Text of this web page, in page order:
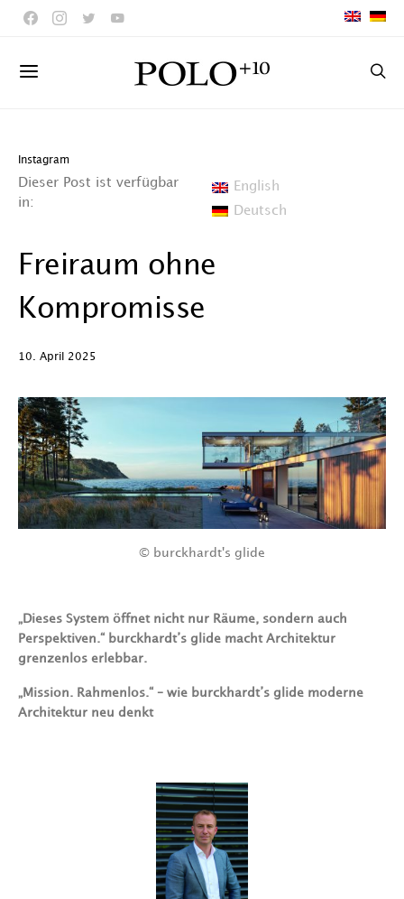
Instagram
Dieser Post ist verfügbar
in:
English
Deutsch
Freiraum ohne
Kompromisse
10. April 2025
© burckhardt's glide
„Dieses System öffnet nicht nur Räume, sondern auch
Perspektiven.“ burckhardt’s glide macht Architektur
grenzenlos erlebbar.
„Mission. Rahmenlos.“ – wie burckhardt’s glide moderne
Architektur neu denkt